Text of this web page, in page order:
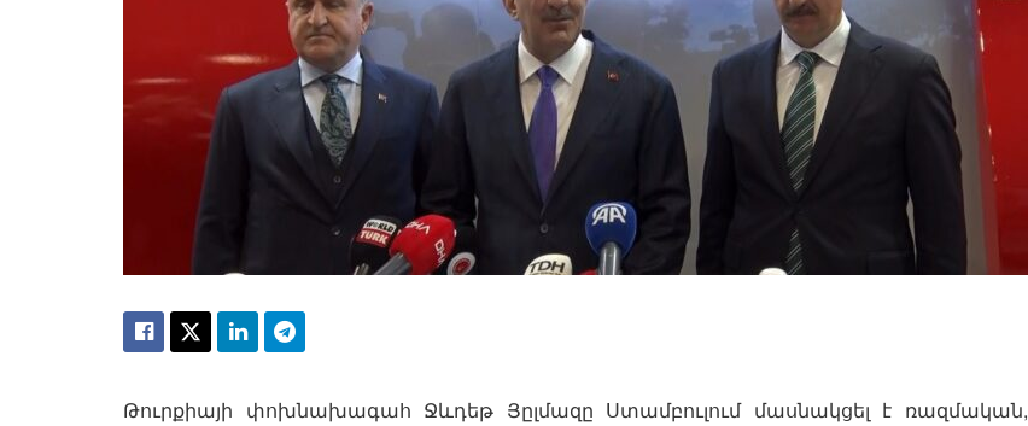
Թուրքիայի փոխնախագահ Ջևդեթ Յըլմազը Ստամբուլում մասնակցել է ռազմական,